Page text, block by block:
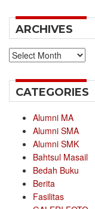
ARCHIVES
Archives
CATEGORIES
Alumni MA
Alumni SMA
Alumni SMK
Bahtsul Masail
Bedah Buku
Berita
Fasilitas